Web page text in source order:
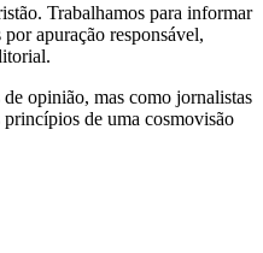
Trabalhamos para informar
apuração responsável,
opinião, mas como jornalistas
de uma cosmovisão